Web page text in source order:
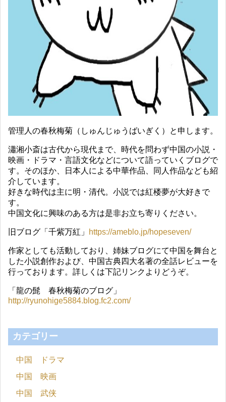
管理人の春秋梅菊（しゅんじゅうばいぎく）と申します。
瀟湘小斎は古代から現代まで、時代を問わず中国の小説・
映画・ドラマ・言語文化などについて語っていくブログで
す。そのほか、日本人による中華作品、同人作品なども紹
介しています。
好きな時代は主に明・清代。小説では紅楼夢が大好きで
す。
中国文化に興味のある方は是非お立ち寄りください。
旧ブログ「千紫万紅」 https://ameblo.jp/hopeseven/
作家としても活動しており、姉妹ブログにて中国を舞台と
した小説創作および、中国古典四大名著の全話レビューを
行っております。詳しくは下記リンクよりどうぞ。
「龍の髭 春秋梅菊のブログ」
http://ryunohige5884.blog.fc2.com/
カテゴリー
中国 ドラマ
中国 映画
中国 武侠